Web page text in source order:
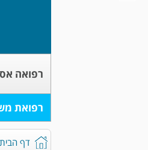
רפואה
רפואת
דף הבית